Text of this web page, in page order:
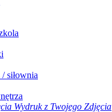
siłownia
Wydruk z Twojego Zdjęcia